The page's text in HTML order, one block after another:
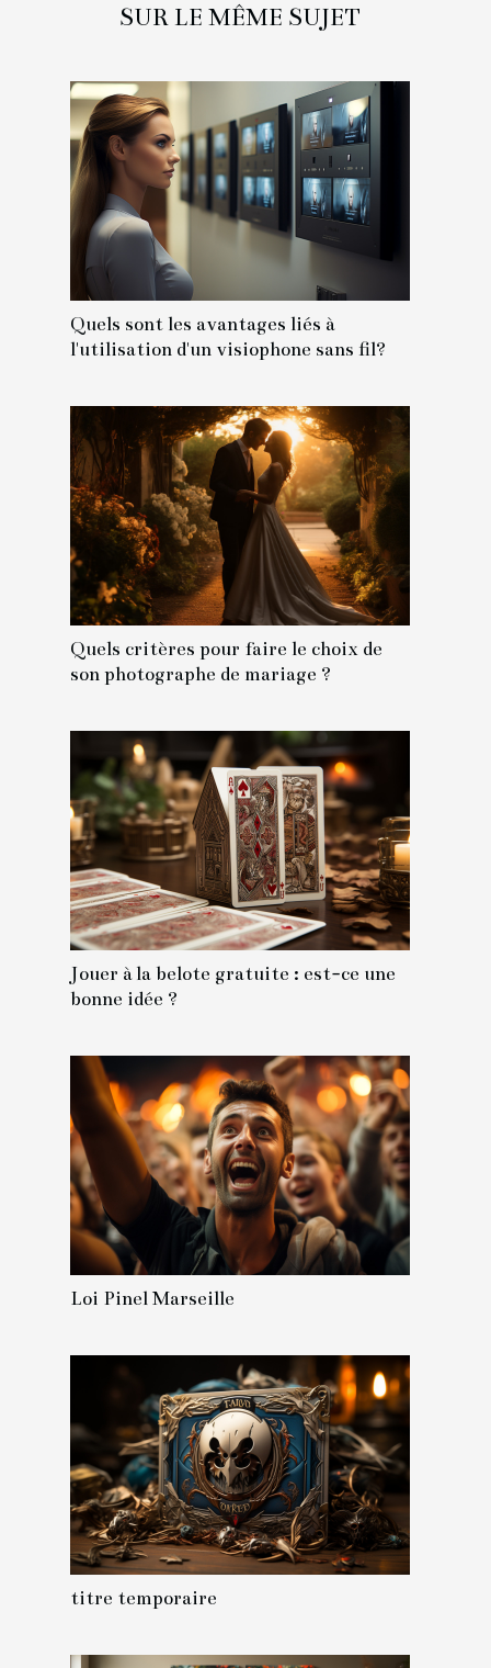
SUR LE MÊME SUJET
Quels sont les avantages liés à
l'utilisation d'un visiophone sans fil?
Quels critères pour faire le choix de
son photographe de mariage ?
Jouer à la belote gratuite : est-ce une
bonne idée ?
Loi Pinel Marseille
titre temporaire